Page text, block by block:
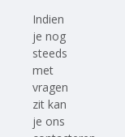
Indien
je nog
steeds
met
vragen
zit kan
je ons